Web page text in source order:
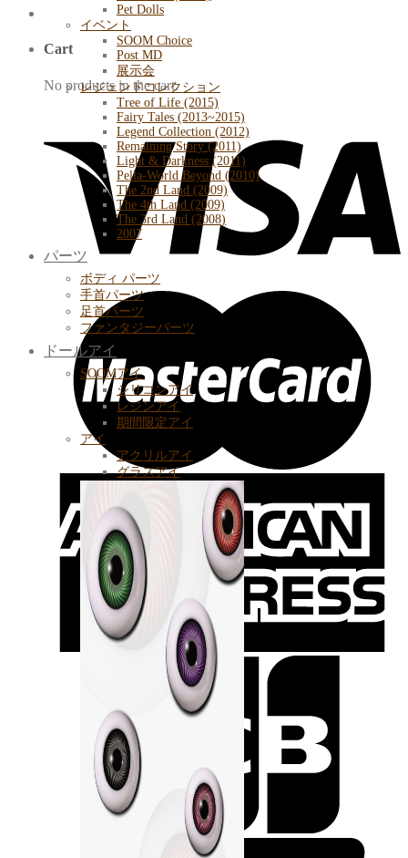
Cart
No products in the cart.
Pet Dolls
イベント
SOOM Choice
Post MD
展示会
レジェンドコレクション
Tree of Life (2015)
Fairy Tales (2013~2015)
Legend Collection (2012)
Remaining Story (2011)
Light & Darkness (2011)
Pella-World Beyond (2010)
The 2nd Land (2009)
The 4th Land (2009)
The 3rd Land (2008)
2007
パーツ
ボディ パーツ
手首パーツ
足首パーツ
ファンタジーパーツ
ドールアイ
SOOMアイ
シリコンアイ
レジンアイ
期間限定アイ
アイ
アクリルアイ
グラスアイ